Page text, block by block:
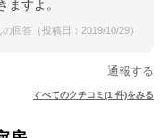
ますよ。
回答（投稿日：2019/10/29）
通報する
すべてのクチコミ(1 件)をみる